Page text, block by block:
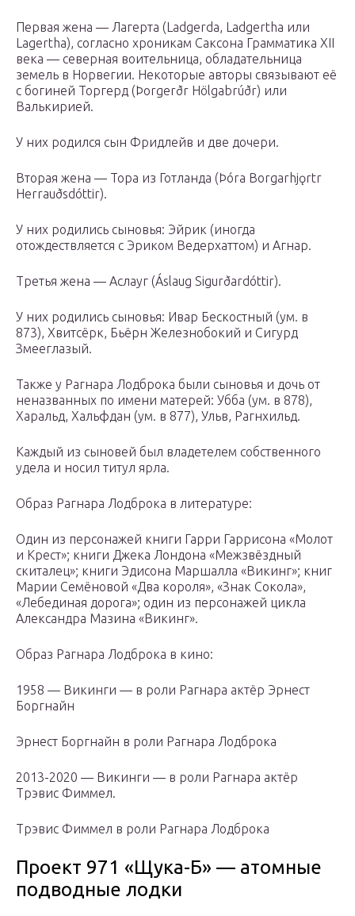
Первая жена — Лагерта (Ladgerda, Ladgertha или
Lagertha), согласно хроникам Саксона Грамматика XII
века — северная воительница, обладательница
земель в Норвегии. Некоторые авторы связывают её
с богиней Торгерд (Þorgerðr Hölgabrúðr) или
Валькирией.
У них родился сын Фридлейв и две дочери.
Вторая жена — Тора из Готланда (Þóra Borgarhjǫrtr
Herrauðsdóttir).
У них родились сыновья: Эйрик (иногда
отождествляется с Эриком Ведерхаттом) и Агнар.
Третья жена — Аслауг (Áslaug Sigurðardóttir).
У них родились сыновья: Ивар Бескостный (ум. в
873), Хвитсёрк, Бьёрн Железнобокий и Сигурд
Змееглазый.
Также у Рагнара Лодброка были сыновья и дочь от
неназванных по имени матерей: Убба (ум. в 878),
Харальд, Хальфдан (ум. в 877), Ульв, Рагнхильд.
Каждый из сыновей был владетелем собственного
удела и носил титул ярла.
Образ Рагнара Лодброка в литературе:
Один из персонажей книги Гарри Гаррисона «Молот
и Крест»; книги Джека Лондона «Межзвёздный
скиталец»; книги Эдисона Маршалла «Викинг»; книг
Марии Семёновой «Два короля», «Знак Сокола»,
«Лебединая дорога»; один из персонажей цикла
Александра Мазина «Викинг».
Образ Рагнара Лодброка в кино:
1958 — Викинги — в роли Рагнара актёр Эрнест
Боргнайн
Эрнест Боргнайн в роли Рагнара Лодброка
2013-2020 — Викинги — в роли Рагнара актёр
Трэвис Фиммел.
Трэвис Фиммел в роли Рагнара Лодброка
Проект 971 «Щука-Б» — атомные
подводные лодки